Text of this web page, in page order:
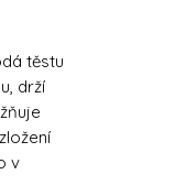
těstu
drží
v